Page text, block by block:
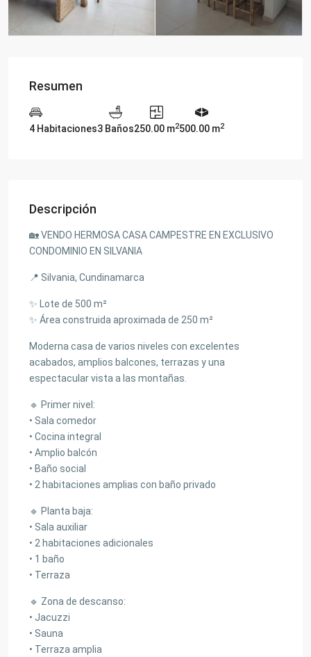
Resumen
4 Habitaciones3 Baños250.00 m2500.00 m2
Descripción
🏡 VENDO HERMOSA CASA CAMPESTRE EN EXCLUSIVO
CONDOMINIO EN SILVANIA
📍 Silvania, Cundinamarca
✨ Lote de 500 m²
✨ Área construida aproximada de 250 m²
Moderna casa de varios niveles con excelentes
acabados, amplios balcones, terrazas y una
espectacular vista a las montañas.
🔹 Primer nivel:
• Sala comedor
• Cocina integral
• Amplio balcón
• Baño social
• 2 habitaciones amplias con baño privado
🔹 Planta baja:
• Sala auxiliar
• 2 habitaciones adicionales
• 1 baño
• Terraza
🔹 Zona de descanso:
• Jacuzzi
• Sauna
• Terraza amplia